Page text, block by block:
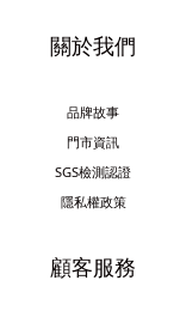
關於我們
品牌故事
門市資訊
SGS檢測認證
隱私權政策
顧客服務